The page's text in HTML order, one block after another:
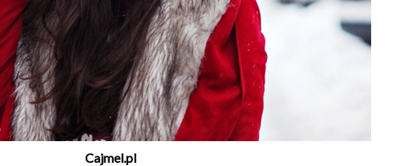
Cajmel.pl